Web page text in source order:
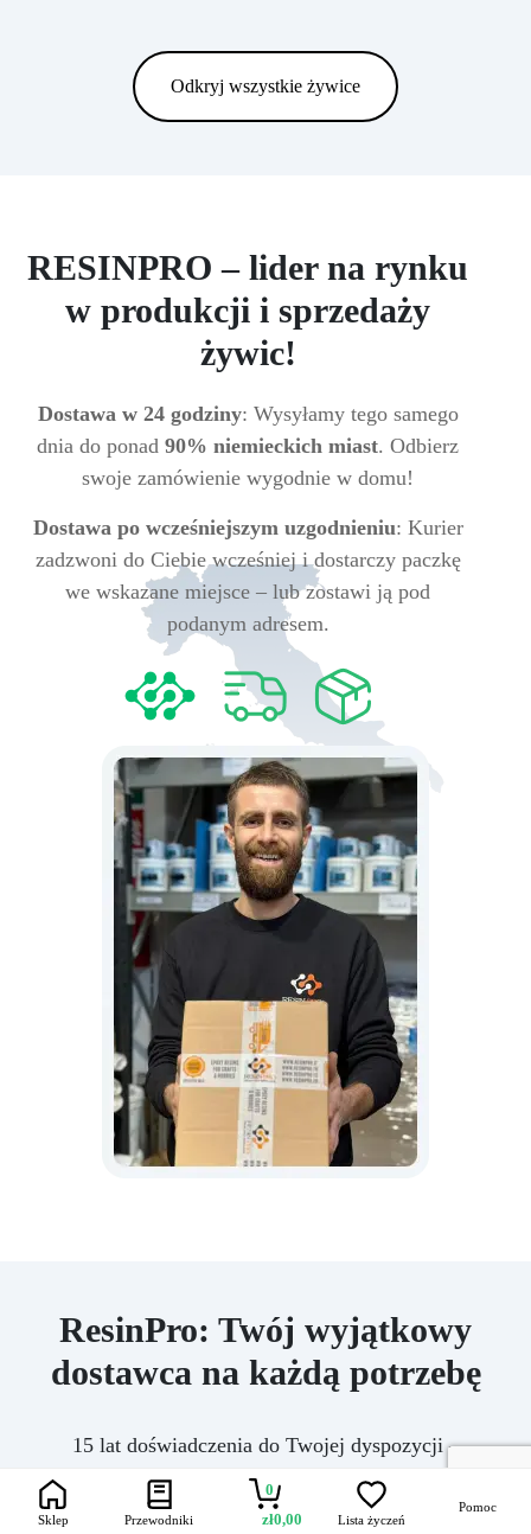
Odkryj wszystkie żywice
RESINPRO – lider na rynku
w produkcji i sprzedaży
żywic!
Dostawa w 24 godziny: Wysyłamy tego samego
dnia do ponad 90% niemieckich miast. Odbierz
swoje zamówienie wygodnie w domu!
Dostawa po wcześniejszym uzgodnieniu: Kurier
zadzwoni do Ciebie wcześniej i dostarczy paczkę
we wskazane miejsce – lub zostawi ją pod
podanym adresem.
ResinPro: Twój wyjątkowy
dostawca na każdą potrzebę
15 lat doświadczenia do Twojej dyspozycji –
oferujemy żywice i akcesoria do kreatywności,
przemysłu, majsterkowania, podłóg oraz
Sklep Przewodniki
0
zł0,00 Lista życzeń
Pomoc